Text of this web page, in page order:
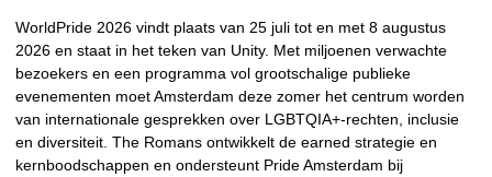
WorldPride 2026 vindt plaats van 25 juli tot en met 8 augustus
2026 en staat in het teken van Unity. Met miljoenen verwachte
bezoekers en een programma vol grootschalige publieke
evenementen moet Amsterdam deze zomer het centrum worden
van internationale gesprekken over LGBTQIA+-rechten, inclusie
en diversiteit. The Romans ontwikkelt de earned strategie en
kernboodschappen en ondersteunt Pride Amsterdam bij